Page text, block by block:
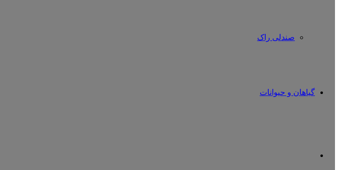
صندلی راک
گیاهان و حیوانات